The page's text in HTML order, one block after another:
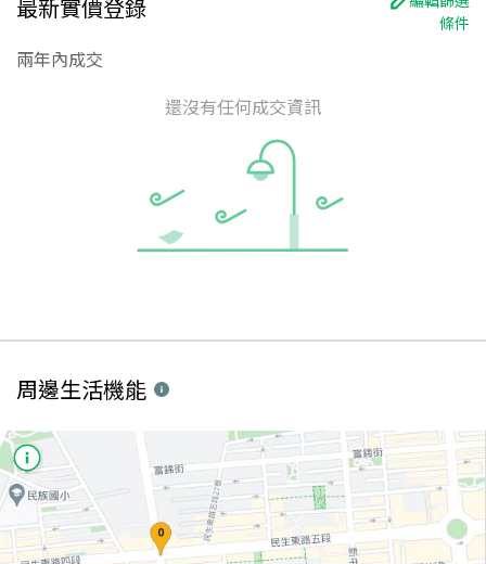
最新實價登錄
條件
兩年內成交
還沒有任何成交資訊
周邊生活機能